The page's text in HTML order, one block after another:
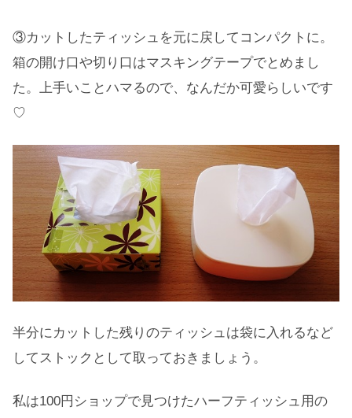
③カットしたティッシュを元に戻してコンパクトに。
箱の開け口や切り口はマスキングテープでとめまし
た。上手いことハマるので、なんだか可愛らしいです
♡
半分にカットした残りのティッシュは袋に入れるなど
してストックとして取っておきましょう。
私は100円ショップで見つけたハーフティッシュ用の